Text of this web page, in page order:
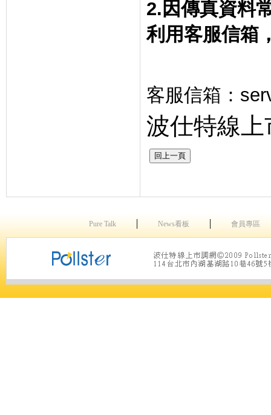
2. 因傳真資料
利用客服信箱
客服信箱：
波仕特線上
Pure Talk News看板 會員專區